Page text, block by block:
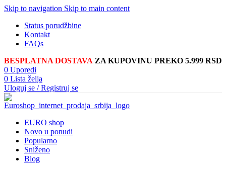
Skip to navigation Skip to main content
Status porudžbine
Kontakt
FAQs
BESPLATNA DOSTAVA ZA KUPOVINU PREKO 5.999 RSD
0 Uporedi
0 Lista želja
Uloguj se / Registruj se
EURO shop
Novo u ponudi
Popularno
Sniženo
Blog